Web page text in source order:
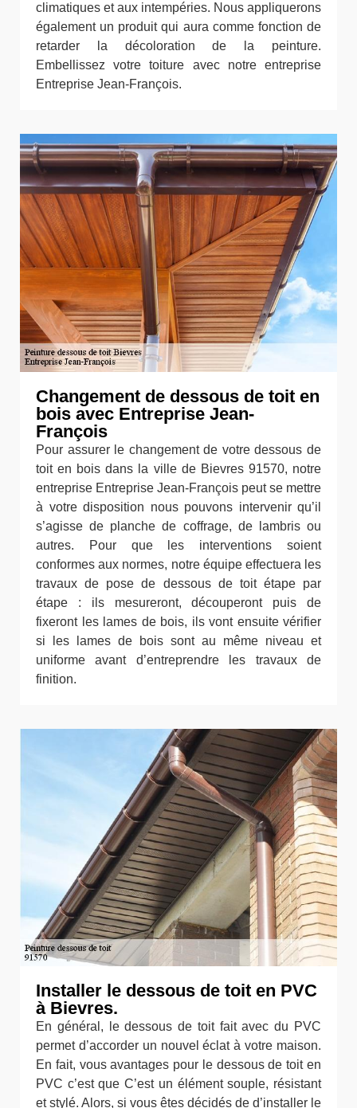
climatiques et aux intempéries. Nous appliquerons
également un produit qui aura comme fonction de
retarder la décoloration de la peinture.
Embellissez votre toiture avec notre entreprise
Entreprise Jean-François.
Changement de dessous de toit en
bois avec Entreprise Jean-
François
Pour assurer le changement de votre dessous de
toit en bois dans la ville de Bievres 91570, notre
entreprise Entreprise Jean-François peut se mettre
à votre disposition nous pouvons intervenir qu’il
s’agisse de planche de coffrage, de lambris ou
autres. Pour que les interventions soient
conformes aux normes, notre équipe effectuera les
travaux de pose de dessous de toit étape par
étape : ils mesureront, découperont puis de
fixeront les lames de bois, ils vont ensuite vérifier
si les lames de bois sont au même niveau et
uniforme avant d’entreprendre les travaux de
finition.
Installer le dessous de toit en PVC
à Bievres.
En général, le dessous de toit fait avec du PVC
permet d’accorder un nouvel éclat à votre maison.
En fait, vous avantages pour le dessous de toit en
PVC c’est que C’est un élément souple, résistant
et stylé. Alors, si vous êtes décidés de d’installer le